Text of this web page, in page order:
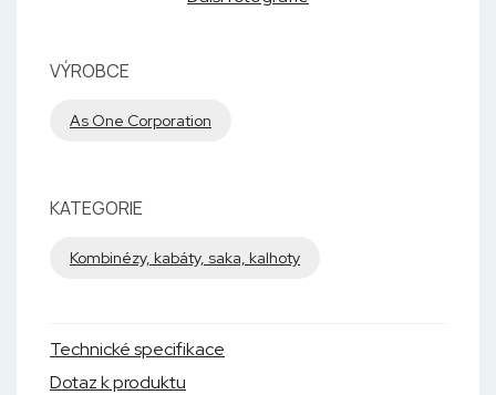
VÝROBCE
As One Corporation
KATEGORIE
Kombinézy, kabáty, saka, kalhoty
Technické specifikace
Dotaz k produktu